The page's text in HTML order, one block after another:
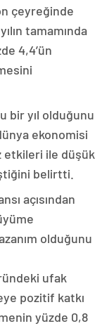
çeyreğinde
tamamında
4,4’ün
bir yıl olduğunu
ekonomisi
ile düşük
belirtti.
açısından
olduğunu
ufak
pozitif katkı
yüzde 0,8